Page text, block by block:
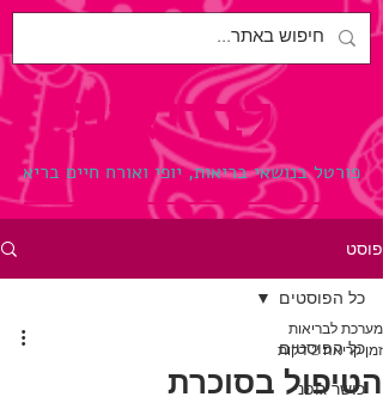
לבריאות.
פורטל בנושאי בריאות, יופי ואורח חיים בריא
פוסט
כל הפוסטים
כושר גופני
כל הפוסטים
הטיפול בסוכרת
מערכת לבריאות
זמן קריאה 2 דקות